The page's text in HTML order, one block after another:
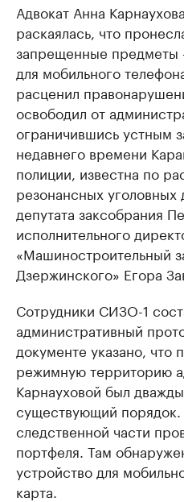
Адвокат Анна
раскаялась, что
запрещенные предметы
для мобильного
расценил
освободил от
ограничившись устным
недавнего времени
полиции, известна по
резонансных
депутата заксобрания
исполнительного
«Машиностроительный
Дзержинского» Егора
Сотрудники СИЗО-1
административный
документе указано, что
режимную территорию
Карнауховой был
существующий
следственной части
портфеля. Там
устройство для
карта.